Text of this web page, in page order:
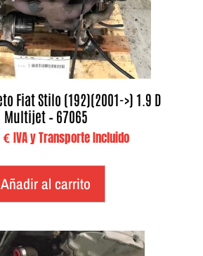
Fiat Stilo (192)(2001->) 1.9 D
Multijet – 67065
€ IVA y Transporte Incluido
Añadir al carrito